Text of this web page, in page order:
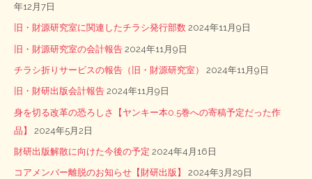
年12月7日
旧・財源研究室に関連したチラシ発行部数 2024年11月9日
旧・財源研究室の会計報告 2024年11月9日
チラシ折りサービスの報告（旧・財源研究室） 2024年11月9日
旧・財研出版会計報告 2024年11月9日
身を切る改革の恐ろしさ【ヤンキー本0.5巻への寄稿予定だった作
品】
2024年5月2日
財研出版解散に向けた今後の予定 2024年4月16日
コアメンバー離脱のお知らせ【財研出版】 2024年3月29日